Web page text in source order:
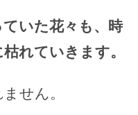
いた花々も、時
れていきます。
せん。